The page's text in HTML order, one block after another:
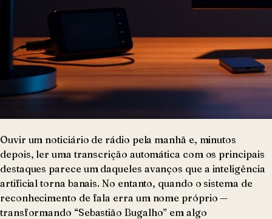
Ouvir um noticiário de rádio pela manhã e, minutos
depois, ler uma transcrição automática com os principais
destaques parece um daqueles avanços que a inteligência
artificial torna banais. No entanto, quando o sistema de
reconhecimento de fala erra um nome próprio —
transformando “Sebastião Bugalho” em algo